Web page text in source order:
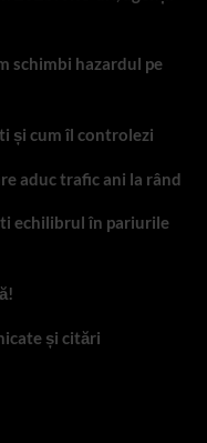
schimbi hazardul pe
și cum îl controlezi
aduc trafic ani la rând
echilibrul în pariurile
și citări